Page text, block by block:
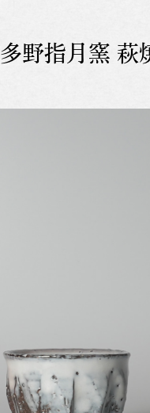
野指月窯 萩